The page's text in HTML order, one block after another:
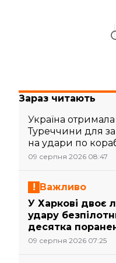
Зараз читають
Україна
Туреччини для
на удари по
09 серпня 2026 08:47
Важливо
У Харкові двоє
удару
десятка
09 серпня 2026 07:25